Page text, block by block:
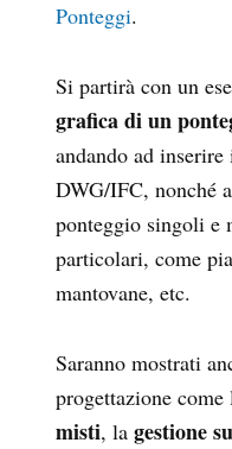
Ponteggi.
Si partirà con un
grafica di un
andando ad
DWG/IFC, nonché
ponteggio singoli
particolari, come
mantovane, etc.
Saranno mostrati
progettazione
misti, la gestione